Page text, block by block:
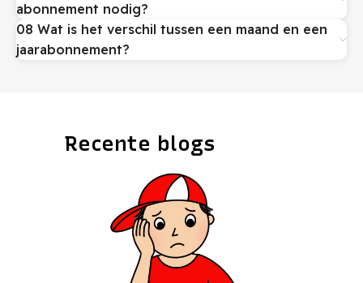
abonnement nodig?
08 Wat is het verschil tussen een maand en een
jaarabonnement?
Recente blogs